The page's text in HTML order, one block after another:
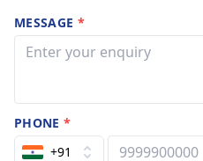
MESSAGE *
PHONE*
+91